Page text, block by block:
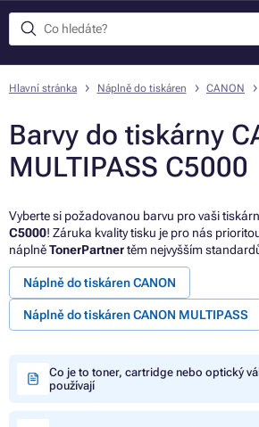
Hlavní stránka Náplně do tiskáren CANON
Barvy do tiskárny
MULTIPASS C5000
Vyberte si požadovanou barvu pro vaši
C5000! Záruka kvality tisku je pro nás
náplněTonerPartnertěm nejvyšším
Náplně do tiskáren CANON
Náplně do tiskáren CANON MULTIPASS
Co je to toner, cartridge nebo optický
používají